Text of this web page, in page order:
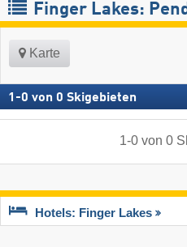
Finger Lakes:
Karte
1 -0 von 0 Skigebieten
1-0von 0
Hotels: Finger Lakes